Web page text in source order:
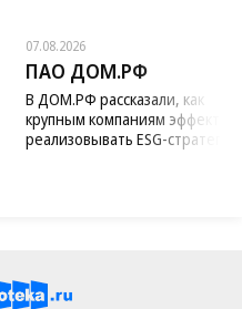
07.08.2026
ПАО ДОМ.РФ
В ДОМ.РФ рассказали, как
крупным компаниям
реализовывать ESG-стратегию